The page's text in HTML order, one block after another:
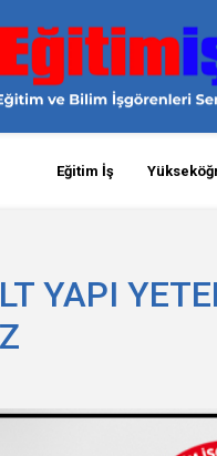
Eğitim İş
YAPI